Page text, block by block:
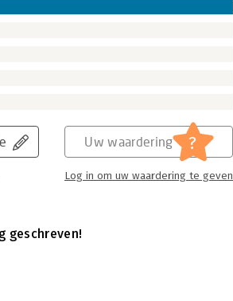
Uw waardering ?
Log in om uw waardering te geven
geschreven!